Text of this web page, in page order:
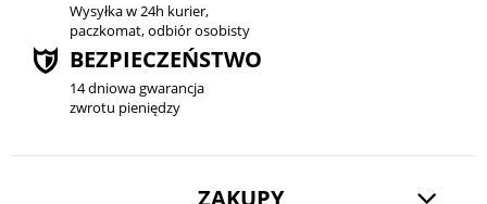
Wysyłka w 24h kurier,
paczkomat, odbiór osobisty
BEZPIECZEŃSTWO
14 dniowa gwarancja
zwrotu pieniędzy
ZAKUPY